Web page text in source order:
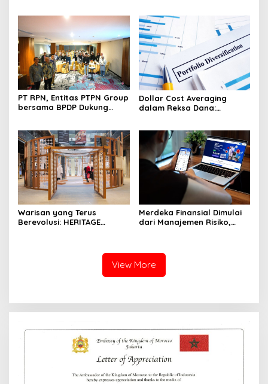
Bokoharjo Tol Jogja-Solo
untuk Dukung Konektivitas
DIY
PT RPN, Entitas PTPN Group
bersama BPDP Dukung
Sehat Berbasis Minyak
Sawit
Dollar Cost Averaging
dalam Reksa Dana:
Warisan yang Terus
Berevolusi: HERITAGE
Merdeka Finansial Dimulai
dari Manajemen Risiko,
View More